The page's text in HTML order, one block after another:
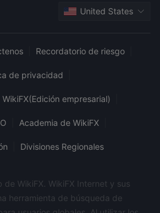
United States
Recordatorio de riesgo
de privacidad
WikiFX(Edición empresarial)
Academia de WikiFX
Divisiones Regionales
WikiFX. WikiFX Internet y sus
herramienta de búsqueda de